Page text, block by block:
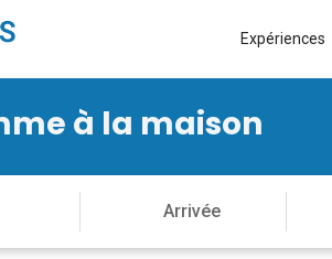
Expériences
à la maison